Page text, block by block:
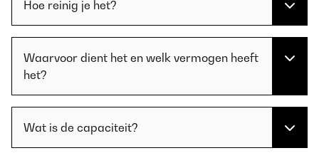
Hoe reinig je het?
Waarvoor dient het en welk vermogen heeft
het?
Wat is de capaciteit?